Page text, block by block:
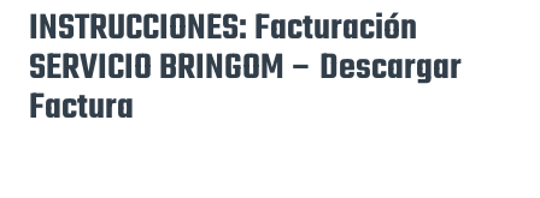
INSTRUCCIONES: Facturación
SERVICIO BRINGOM – Descargar
Factura